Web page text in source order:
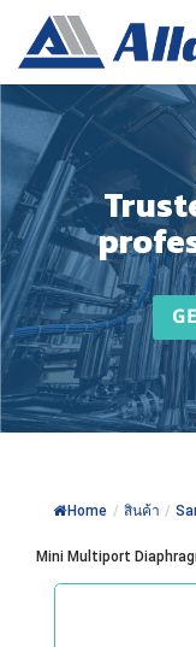
Home / สินค้า /
Mini Multiport